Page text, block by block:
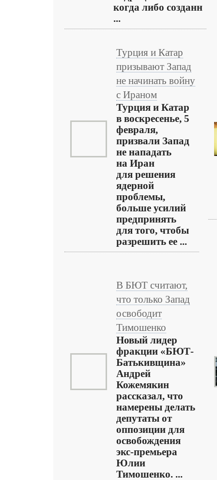
когда либо созданн
...
Турция и Катар
призывают Запад
не начинать войну
с Ираном
Турция и Катар
в воскресенье, 5
февраля,
призвали Запад
не нападать
на Иран
для решения
ядерной
проблемы,
больше усилий
предпринять
для того, чтобы
разрешить ее ...
В БЮТ считают,
что только Запад
освободит
Тимошенко
Новый лидер
фракции «БЮТ-
Батькивщина»
Андрей
Кожемякин
рассказал, что
намерены делать
депутаты от
оппозиции для
освобождения
экс-премьера
Юлии
Тимошенко. ...